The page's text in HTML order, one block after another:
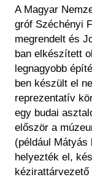
A Magyar
gróf Széchényi
megrendelt és
ban elkészített
legnagyobb
ben készült el
reprezentatív
egy budai
először a
(például
helyezték el,